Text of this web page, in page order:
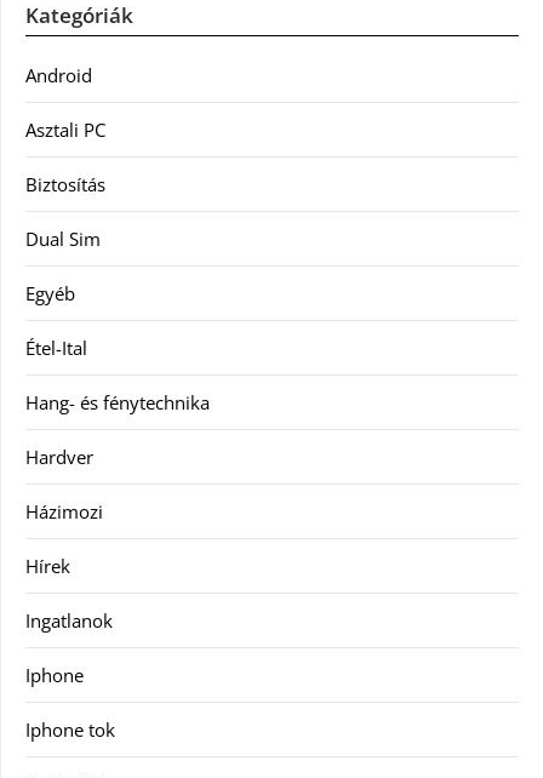
Kategóriák
Android
Asztali PC
Biztosítás
Dual Sim
Egyéb
Étel-Ital
Hang- és fénytechnika
Hardver
Házimozi
Hírek
Ingatlanok
Iphone
Iphone tok